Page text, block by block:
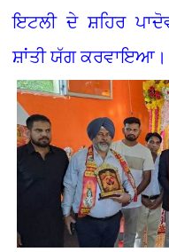
ਇਟਲੀ ਦੇ ਸ਼ਹਿਰ
ਸ਼ਾਂਤੀ ਯੱਗ ਕਰਵਾਇਆ।